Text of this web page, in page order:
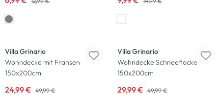
Villa Grinario
Wohndecke mit Fransen
150x200cm
24,99 € 49,99 €
Villa Grinario
Wohndecke Schneeflocke
150x200cm
29,99 € 49,99 €